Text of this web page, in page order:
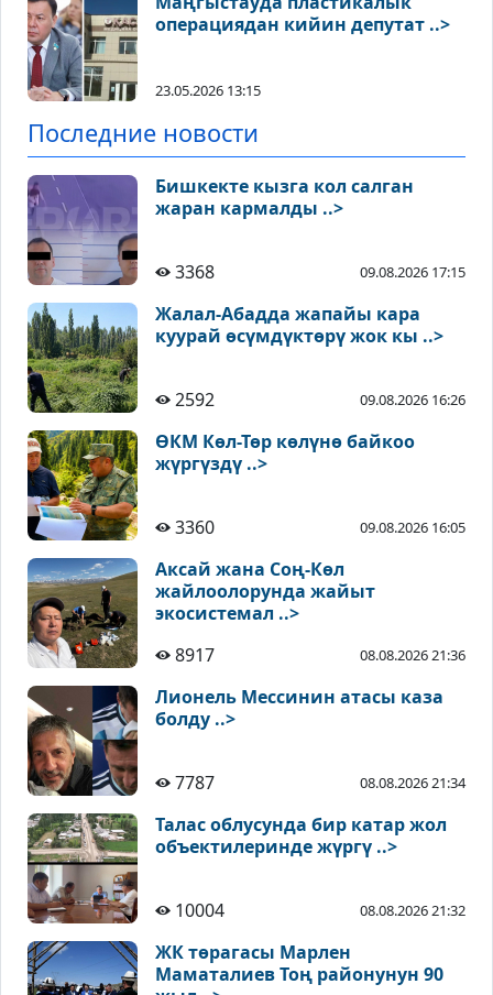
операциядан кийин депутат ..>
23.05.2026 13:15
Последние новости
Бишкекте кызга кол салган
жаран кармалды ..>
3368 09.08.2026 17:15
Жалал-Абадда жапайы кара
куурай өсүмдүктөрү жок кы ..>
2592 09.08.2026 16:26
ӨКМ Көл-Төр көлүнө байкоо
жүргүздү ..>
3360 09.08.2026 16:05
Аксай жана Соң-Көл
жайлоолорунда жайыт
экосистемал ..>
8917
08.08.2026 21:36
Лионель Мессинин атасы каза
болду ..>
7787 08.08.2026 21:34
Талас облусунда бир катар жол
объектилеринде жүргү ..>
10004 08.08.2026 21:32
ЖК төрагасы Марлен
Маматалиев Тоң районунун 90